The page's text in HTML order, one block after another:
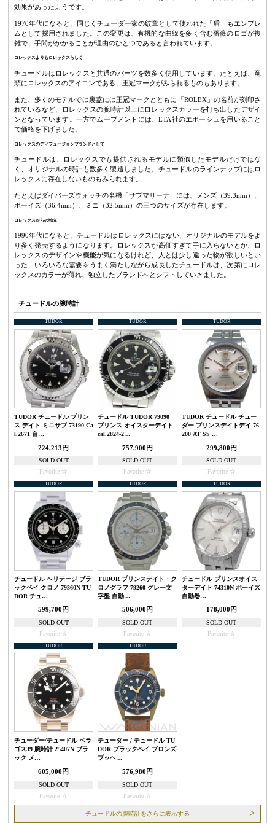
効果があったようです。
1970年代になると、同じくチューダー家の紋章として使われた「盾」もエンブレ
ムとして採用されました。この変更は、有機的な曲線を多く含む薔薇のロゴが複
雑で、手間がかかることが理由のひとつであると言われています。
ロレックスよりもロレックスらしく
チュードルはロレックスと共通のパーツを数多く使用しています。たとえば、竜
頭にロレックスのアイコンである、王冠マークがみられるものもあります。
また、多くのモデルでは裏蓋には王冠マークとともに「ROLEX」の名前が刻印さ
れているなど、ロレックスの腕時計以上にロレックスカラーを打ち出したデザイ
ンとなっています。一方でムーブメントには、ETA社のエボーシュを用いること
で価格を下げました。
ロレックスのディフュージョンブランドとして
チュードルは、ロレックスでも提供されるモデルに類似したモデルだけではな
く、オリジナルの時計も数多く製造しました。チュードルのラインナップにはロ
レックスに存在しないものもみられます。
たとえばダイバーズウォッチの名機「サブマリーナ」には、メンズ（39.3mm）、
ボーイズ（36.4mm）、ミニ（32.5mm）の三つのサイズが存在します。
ロレックスからの独立
1990年代になると、チュードルはロレックスにはない、オリジナルのモデルをよ
り多く発売するようになります。ロレックスが高価すぎて手に入らないとか、ロ
レックスのデザインや機能が気になるけれど、人とは少し違った物が欲しいとい
った、いろいろな需要をうまく満たしながら成長したチュードルは、次第にロレ
ックスのカラーが薄れ、独立したブランドへとシフトしていきました。
チュードルの腕時計
TUDOR
TUDOR チュードル プリン
ス デイト ミニサブ 73190 Ca
l.2671 自…
224,213円
SOLD OUT
Favorite
TUDOR
チュードル TUDOR 79090
プリンス オイスターデイト
cal.2824-2…
757,900円
SOLD OUT
Favorite
TUDOR
TUDOR チュードル チュー
ダー プリンスデイトデイ 76
200 AT SS …
299,800円
SOLD OUT
Favorite
TUDOR
チュードル ヘリテージ ブラ
ックベイ クロノ 79360N TU
DOR チュ…
599,700円
SOLD OUT
Favorite
TUDOR
TUDOR プリンスデイト・ク
ロノグラフ 79260 グレー文
字盤 自動…
506,000円
SOLD OUT
Favorite
TUDOR
チュードル プリンスオイス
ターデイト 74310N ボーイズ
自動巻…
178,000円
SOLD OUT
Favorite
TUDOR
チューダー/チュードル ペラ
ゴス39 腕時計 25407N ブラ
ック メ…
605,000円
SOLD OUT
Favorite
TUDOR
チューダー / チュードル TU
DOR ブラックベイ ブロンズ
ブッヘ…
576,980円
SOLD OUT
Favorite
チュードルの腕時計をさらに表示する